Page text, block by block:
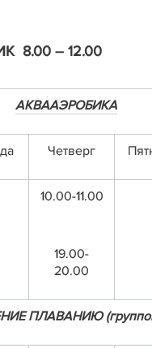
АКВААЭРОБИКА
Четверг
10.00-11.00
19.00-
20.00
ПЛАВАНИЮ